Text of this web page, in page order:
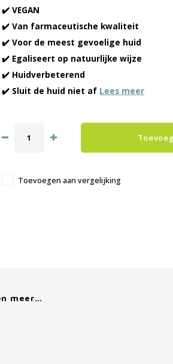
✔️ VEGAN
✔️ Van farmaceutische kwaliteit
✔️ Voor de meest gevoelige huid
✔️ Egaliseert op natuurlijke wijze
✔️ Huidverbeterend
✔️ Sluit de huid niet af Lees meer
Toevoegen aan vergelijking
meer…